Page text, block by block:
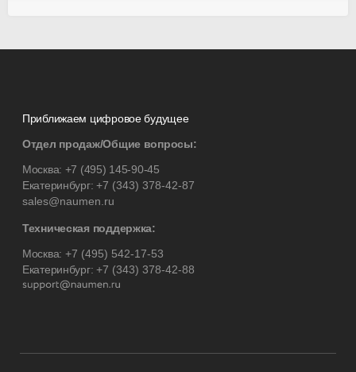
Приближаем цифровое будущее
Отдел продаж/Общие вопросы:
Москва: +7 (495) 145-90-45
Екатеринбург:+7 (343) 378-42-87
sales@naumen.ru
Техническая поддержка:
Москва: +7 (495) 542-17-53
Екатеринбург:+7 (343) 378-42-88